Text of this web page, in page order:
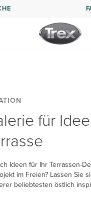
für
Ideen für Ihr Terrassen-
im Freien? Lassen Sie
beliebtesten östlich